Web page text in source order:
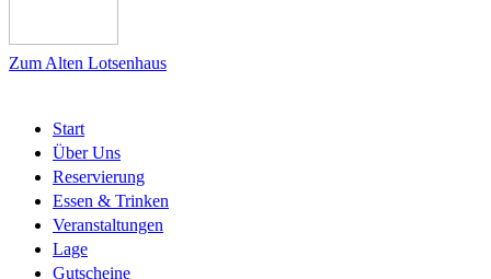
Zum Alten Lotsenhaus
Start
Über Uns
Reservierung
Essen & Trinken
Veranstaltungen
Lage
Gutscheine